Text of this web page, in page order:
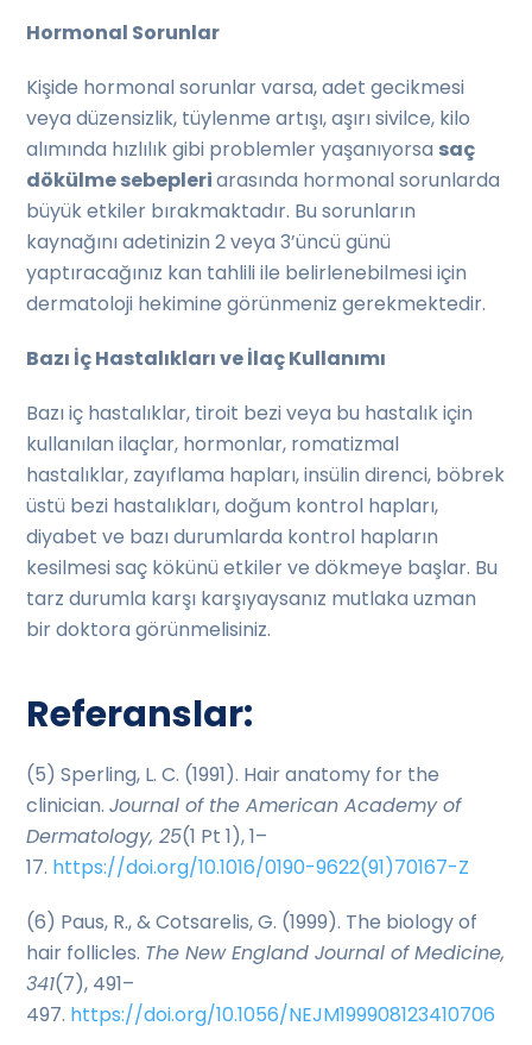
Hormonal Sorunlar
Kişide hormonal sorunlar varsa, adet gecikmesi
veya düzensizlik, tüylenme artışı, aşırı sivilce, kilo
alımında hızlılık gibi problemler yaşanıyorsa saç
dökülme sebepleriarasında hormonal sorunlarda
büyük etkiler bırakmaktadır. Bu sorunların
kaynağını adetinizin 2 veya 3’üncü günü
yaptıracağınız kan tahlili ile belirlenebilmesi için
dermatoloji hekimine görünmeniz gerekmektedir.
Bazı İç Hastalıkları ve İlaç Kullanımı
Bazı iç hastalıklar, tiroit bezi veya bu hastalık için
kullanılan ilaçlar, hormonlar, romatizmal
hastalıklar, zayıflama hapları, insülin direnci, böbrek
üstü bezi hastalıkları, doğum kontrol hapları,
diyabet ve bazı durumlarda kontrol hapların
kesilmesi saç kökünü etkiler ve dökmeye başlar. Bu
tarz durumla karşı karşıyaysanız mutlaka uzman
bir doktora görünmelisiniz.
Referanslar:
(5) Sperling, L. C. (1991). Hair anatomy for the
clinician.Journal of the American Academy of
Dermatology, 25(1 Pt 1), 1–
17. https://doi.org/10.1016/0190-9622(91)70167-Z
(6) Paus, R., & Cotsarelis, G. (1999). The biology of
hair follicles. The New England Journal of Medicine,
341(7), 491–
497. https://doi.org/10.1056/NEJM199908123410706